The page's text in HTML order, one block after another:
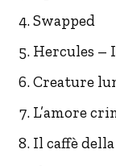
Swapped
Hercules –
Creature
L’amore
Il caffè